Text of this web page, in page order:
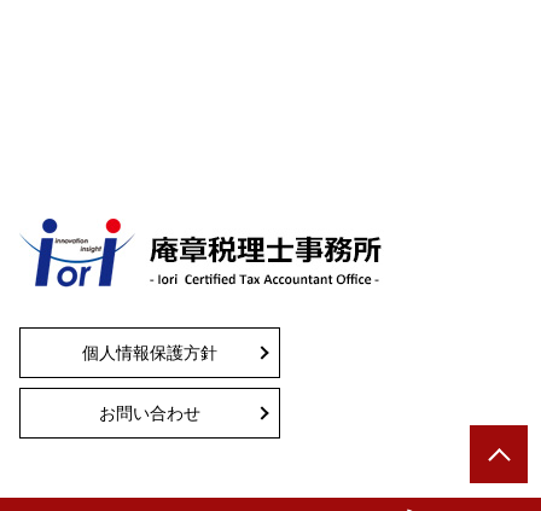
個人情報保護方針
お問い合わせ